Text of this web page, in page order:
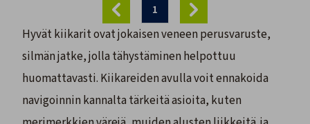
1
Hyvät kiikarit ovat jokaisen veneen perusvaruste,
silmän jatke, jolla tähystäminen helpottuu
huomattavasti. Kiikareiden avulla voit ennakoida
navigoinnin kannalta tärkeitä asioita, kuten